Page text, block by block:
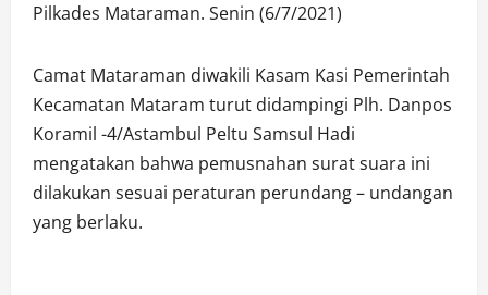
Pilkades Mataraman. Senin (6/7/2021)
Camat Mataraman diwakili Kasam Kasi Pemerintah
Kecamatan Mataram turut didampingi Plh. Danpos
Koramil -4/Astambul Peltu Samsul Hadi
mengatakan bahwa pemusnahan surat suara ini
dilakukan sesuai peraturan perundang – undangan
yang berlaku.